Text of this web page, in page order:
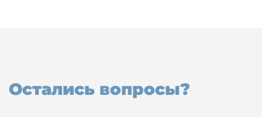
Остались вопросы?